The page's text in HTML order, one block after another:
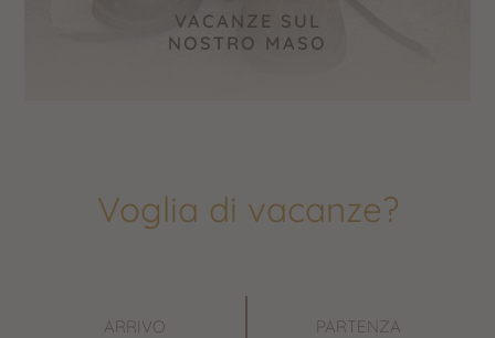
VACANZE SUL
NOSTRO MASO
Voglia di vacanze?
ARRIVO PARTENZA